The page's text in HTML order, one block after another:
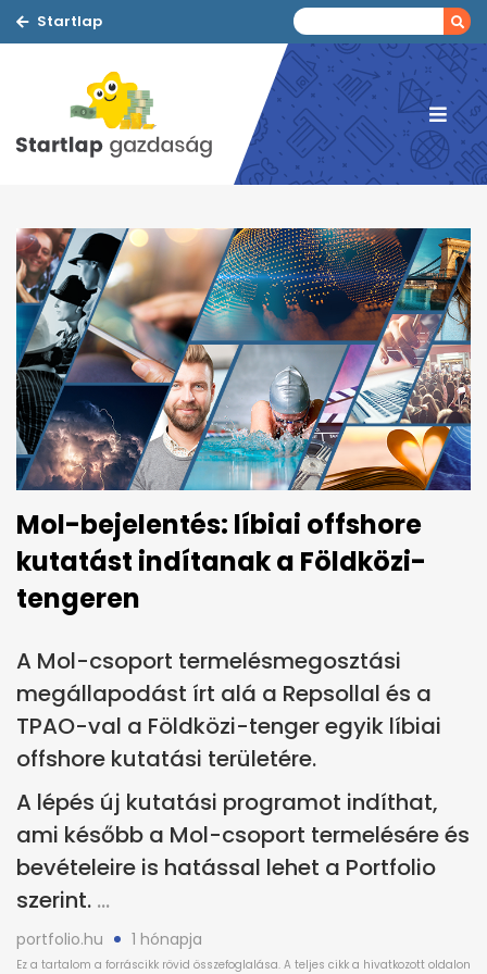
Startlap
Mol-bejelentés: líbiai offshore
kutatást indítanak a Földközi-
tengeren
A Mol-csoport termelésmegosztási
megállapodást írt alá a Repsollal és a
TPAO-val a Földközi-tenger egyik líbiai
offshore kutatási területére.
A lépés új kutatási programot indíthat,
ami később a Mol-csoport termelésére és
bevételeire is hatással lehet a Portfolio
szerint.
portfolio.hu 1 hónapja